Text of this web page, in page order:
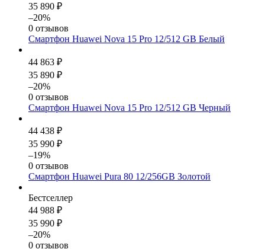
35 890 ₽
–20%
0 отзывов
Смартфон Huawei Nova 15 Pro 12/512 GB Белый
44 863 ₽
35 890 ₽
–20%
0 отзывов
Смартфон Huawei Nova 15 Pro 12/512 GB Черный
44 438 ₽
35 990 ₽
–19%
0 отзывов
Смартфон Huawei Pura 80 12/256GB Золотой
Бестселлер
44 988 ₽
35 990 ₽
–20%
0 отзывов